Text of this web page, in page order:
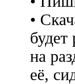
•
будет
на
её,